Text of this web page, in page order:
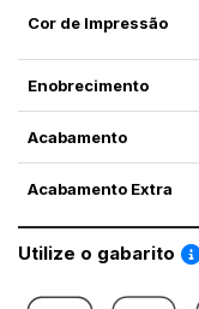
Cor de Impressão
Enobrecimento
Acabamento
Acabamento Extra
Utilize o gabarito